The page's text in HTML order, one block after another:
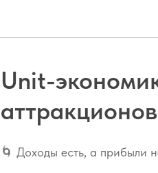
Unit-
аттракционов
🌀 Доходы есть, а прибыли